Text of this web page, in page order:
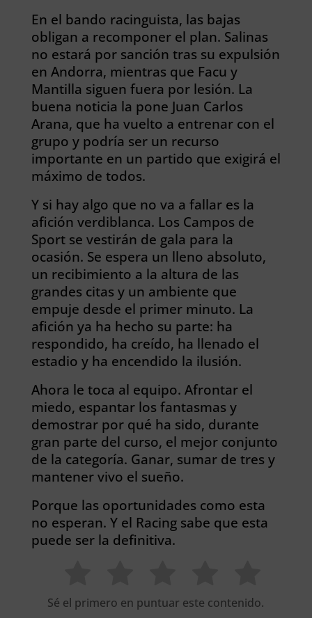
En el bando racinguista, las bajas
obligan a recomponer el plan. Salinas
no estará por sanción tras su expulsión
en Andorra, mientras que Facu y
Mantilla siguen fuera por lesión. La
buena noticia la pone Juan Carlos
Arana, que ha vuelto a entrenar con el
grupo y podría ser un recurso
importante en un partido que exigirá el
máximo de todos.
Y si hay algo que no va a fallar es la
afición verdiblanca. Los Campos de
Sport se vestirán de gala para la
ocasión. Se espera un lleno absoluto,
un recibimiento a la altura de las
grandes citas y un ambiente que
empuje desde el primer minuto. La
afición ya ha hecho su parte: ha
respondido, ha creído, ha llenado el
estadio y ha encendido la ilusión.
Ahora le toca al equipo. Afrontar el
miedo, espantar los fantasmas y
demostrar por qué ha sido, durante
gran parte del curso, el mejor conjunto
de la categoría. Ganar, sumar de tres y
mantener vivo el sueño.
Porque las oportunidades como esta
no esperan. Y el Racing sabe que esta
puede ser la definitiva.
Sé el primero en puntuar este contenido.